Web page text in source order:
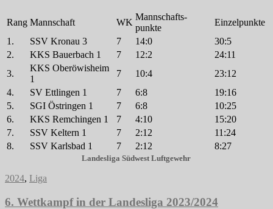
Rang Mannschaft WK
Mannschafts-
punkte
Einzelpunkte
1.
SSV Kronau 3 7 14:0
30:5
2.
KKS Bauerbach 1 7 12:2
24:11
3.
KKS Oberöwisheim
1
7 10:4
23:12
4.
SV Ettlingen 1 7 6:8
19:16
5.
SGI Östringen 1 7 6:8
10:25
6.
KKS Remchingen 1 7 4:10
15:20
7.
SSV Keltern 1 7 2:12
11:24
8.
SSV Karlsbad 1 7 2:12 8:27
Landesliga Südwest Luftgewehr
2024, Liga
6. Wettkampf in der Landesliga 2023/2024